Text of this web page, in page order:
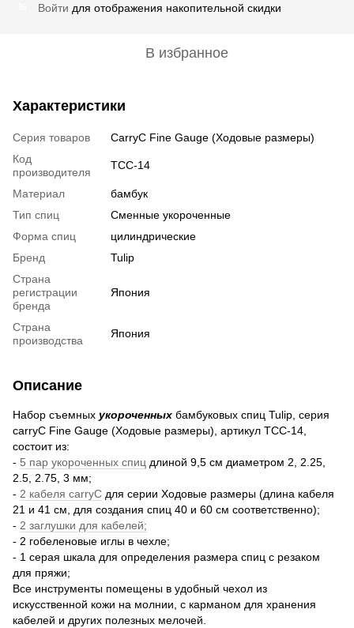
Войти для отображения накопительной скидки
В избранное
Характеристики
Серия товаров
CarryC Fine Gauge (Ходовые размеры)
Код
производителя
TCC-14
Материал
бамбук
Тип спиц
Сменные укороченные
Форма спиц
цилиндрические
Бренд
Tulip
Страна
регистрации
бренда
Япония
Страна
производства
Япония
Описание
Набор съемных укороченных бамбуковых спиц Tulip, серия
carryC Fine Gauge (Ходовые размеры), артикул TCC-14,
состоит из:
- 5 пар укороченных спиц длиной 9,5 см диаметром 2, 2.25,
2.5, 2.75, 3 мм;
- 2 кабеля carryC для серии Ходовые размеры (длина кабеля
21 и 41 см, для создания спиц 40 и 60 см соответственно);
- 2 заглушки для кабелей;
- 2 гобеленовые иглы в чехле;
- 1 серая шкала для определения размера спиц с резаком
для пряжи;
Все инструменты помещены в удобный чехол из
искусственной кожи на молнии, с карманом для хранения
кабелей и других полезных мелочей.